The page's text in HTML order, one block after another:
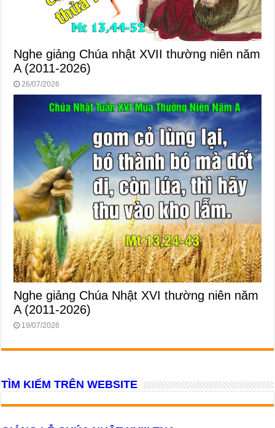
Nghe giảng Chúa nhật XVII thường niên năm
A (2011-2026)
26/07/2026
Nghe giảng Chúa Nhật XVI thường niên năm
A (2011-2026)
19/07/2026
TÌM KIẾM TRÊN WEBSITE